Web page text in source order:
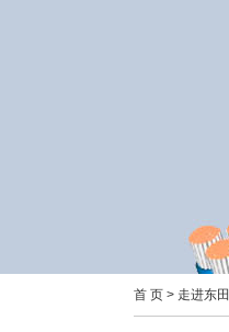
首 页 > 走进东田